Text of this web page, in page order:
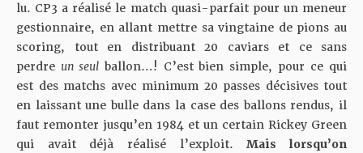
lu. CP3 a réalisé le match quasi-parfait pour un meneur
gestionnaire, en allant mettre sa vingtaine de pions au
scoring, tout en distribuant 20 caviars et ce sans
perdre un seulballon…! C’est bien simple, pour ce qui
est des matchs avec minimum 20 passes décisives tout
en laissant une bulle dans la case des ballons rendus, il
faut remonter jusqu’en 1984 et un certain Rickey Green
qui avait déjà réalisé l’exploit.Mais lorsqu’on